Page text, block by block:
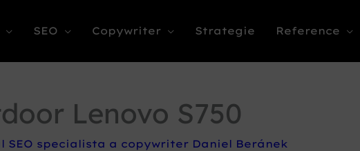
SEO Copywriter Strategie Reference
Lenovo S750
SEO specialista a copywriter Daniel Beránek